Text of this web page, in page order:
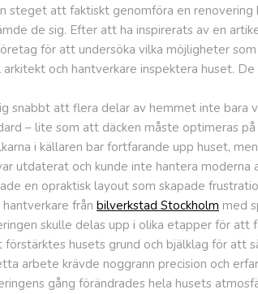
steget att faktiskt genomföra en renovering
de sig. Efter att ha inspirerats av en
för att undersöka vilka möjligheter
och hantverkare inspektera huset.
snabbt att flera delar av hemmet inte bara
– lite som att däcken måste optimeras på
i källaren bar fortfarande upp huset,
utdaterat och kunde inte hantera moderna
en opraktisk layout som skapade
från bilverkstad Stockholm med
skulle delas upp i olika etapper för att
husets grund och bjälklag för att
arbete krävde noggrann precision och
gång förändrades hela husets